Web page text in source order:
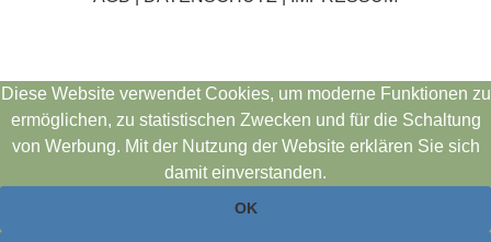
Diese Website verwendet Cookies, um moderne Funktionen zu
ermöglichen, zu statistischen Zwecken und für die Schaltung
von Werbung. Mit der Nutzung der Website erklären Sie sich
damit einverstanden.
OK